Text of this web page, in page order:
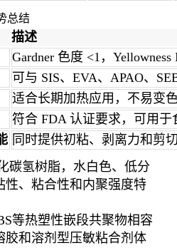
总结
描述
Gardner 色度 <1，
可与 SIS、EVA、APAO、
适合长期加热应用，不易变
符合 FDA 认证要求，可用
同时提供初粘、剥离力和剪
碳氢树脂，水白色、低分
性、粘合性和内聚强度特
等热塑性嵌段共聚物相容
胶和溶剂型压敏粘合剂体